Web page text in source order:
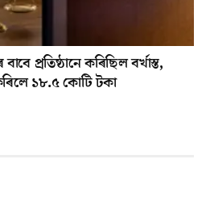
প্ৰতিষ্ঠানে কৰিছিল বৰ্খাস্ত,
১৮.৫ কোটি টকা